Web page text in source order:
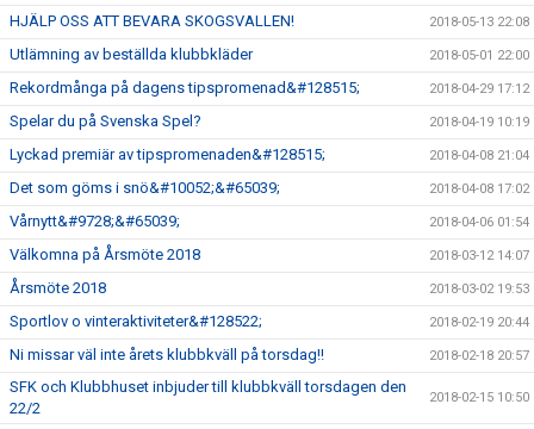
HJÄLP OSS ATT BEVARA SKOGSVALLEN! 2018-05-13 22:08
Utlämning av beställda klubbkläder 2018-05-01 22:00
Rekordmånga på dagens tipspromenad&#128515; 2018-04-29 17:12
Spelar du på Svenska Spel? 2018-04-19 10:19
Lyckad premiär av tipspromenaden&#128515; 2018-04-08 21:04
Det som göms i snö&#10052;&#65039; 2018-04-08 17:02
Vårnytt&#9728;&#65039; 2018-04-06 01:54
Välkomna på Årsmöte 2018 2018-03-12 14:07
Årsmöte 2018 2018-03-02 19:53
Sportlov o vinteraktiviteter&#128522; 2018-02-19 20:44
Ni missar väl inte årets klubbkväll på torsdag!! 2018-02-18 20:57
SFK och Klubbhuset inbjuder till klubbkväll torsdagen den
22/2
2018-02-15 10:50